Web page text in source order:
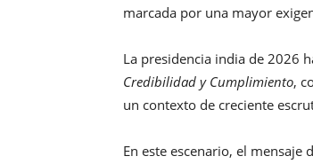
marcada por una mayor
La presidencia india de 2026
Credibilidad y Cumplimiento,
un contexto de creciente
En este escenario, el